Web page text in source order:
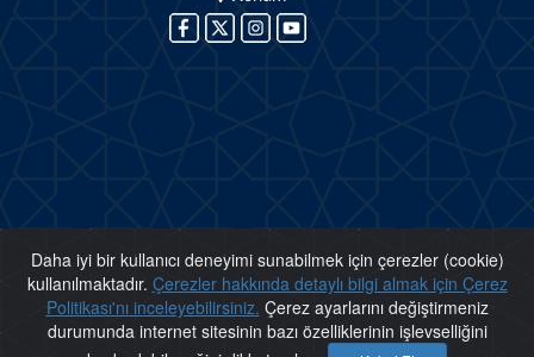
Daha iyi bir kullanıcı deneyimi sunabilmek için çerezler (cookie)
kullanılmaktadır. Çerezler hakkında detaylı bilgi almak için Çerez
Politikası'nı inceleyebilirsiniz. Çerez ayarlarını değiştirmeniz
durumunda internet sitesinin bazı özelliklerinin işlevselliğini